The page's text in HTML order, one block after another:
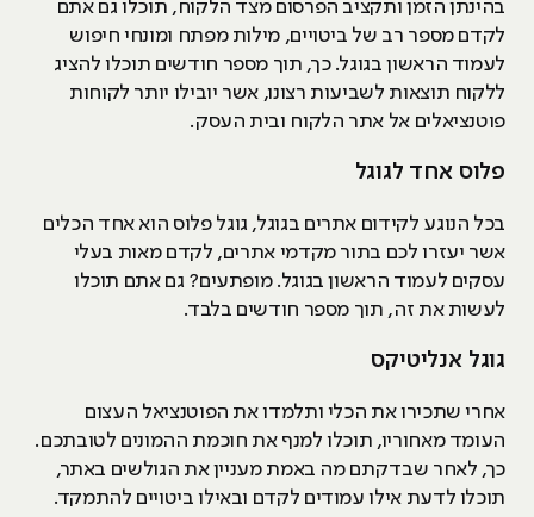
בהינתן הזמן ותקציב הפרסום מצד הלקוח, תוכלו גם אתם
לקדם מספר רב של ביטויים, מילות מפתח ומונחי חיפוש
לעמוד הראשון בגוגל. כך, תוך מספר חודשים תוכלו להציג
ללקוח תוצאות לשביעות רצונו, אשר יובילו יותר לקוחות
פוטנציאלים אל אתר הלקוח ובית העסק.
פלוס אחד לגוגל
בכל הנוגע לקידום אתרים בגוגל, גוגל פלוס הוא אחד הכלים
אשר יעזרו לכם בתור מקדמי אתרים, לקדם מאות בעלי
עסקים לעמוד הראשון בגוגל. מופתעים? גם אתם תוכלו
לעשות את זה, תוך מספר חודשים בלבד.
גוגל אנליטיקס
אחרי שתכירו את הכלי ותלמדו את הפוטנציאל העצום
העומד מאחוריו, תוכלו למנף את חוכמת ההמונים לטובתכם.
כך, לאחר שבדקתם מה באמת מעניין את הגולשים באתר,
תוכלו לדעת אילו עמודים לקדם ובאילו ביטויים להתמקד.